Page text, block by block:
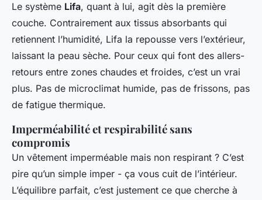
Le système Lifa, quant à lui, agit dès la première
couche. Contrairement aux tissus absorbants qui
retiennent l’humidité, Lifa la repousse vers l’extérieur,
laissant la peau sèche. Pour ceux qui font des allers-
retours entre zones chaudes et froides, c’est un vrai
plus. Pas de microclimat humide, pas de frissons, pas
de fatigue thermique.
Imperméabilité et respirabilité sans
compromis
Un vêtement imperméable mais non respirant ? C’est
pire qu’un simple imper - ça vous cuit de l’intérieur.
L’équilibre parfait, c’est justement ce que cherche à